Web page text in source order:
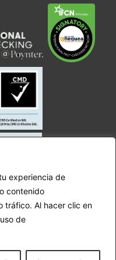
experiencia de
contenido
tráfico. Al hacer clic en
de